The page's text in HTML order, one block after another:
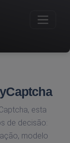
esta
de decisão:
modelo